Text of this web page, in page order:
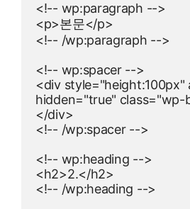
<!-- wp:paragraph -->
<p>본문</p>
<!-- /wp:paragraph -->
<!-- wp:spacer -->
<div style="height:100px"
hidden="true" class="wp-
</div>
<!-- /wp:spacer -->
<!-- wp:heading -->
<h2>2.</h2>
<!-- /wp:heading -->